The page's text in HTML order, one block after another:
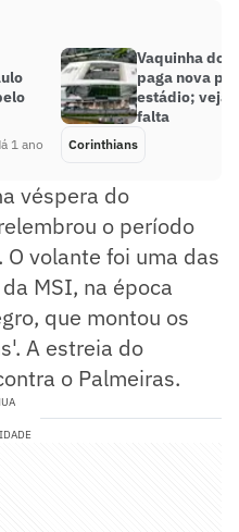
1 ano
Vaquinha do
paga nova
estádio; veja
falta
Corinthians
véspera do
o período
volante foi uma das
MSI, na época
que montou os
A estreia do
o Palmeiras.